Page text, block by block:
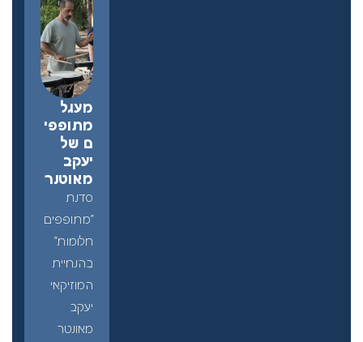
מעגל
מתופפי
ם של
יעקב
מאוטנר
סדנת
"מתופפים
חלומות"
בהנחיית
המוזיקאי
יעקב
מאונטר